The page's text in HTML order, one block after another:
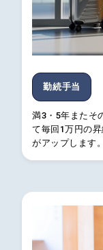
勤続手当
満3・5年またそ
て毎回1万円の
がアップします。